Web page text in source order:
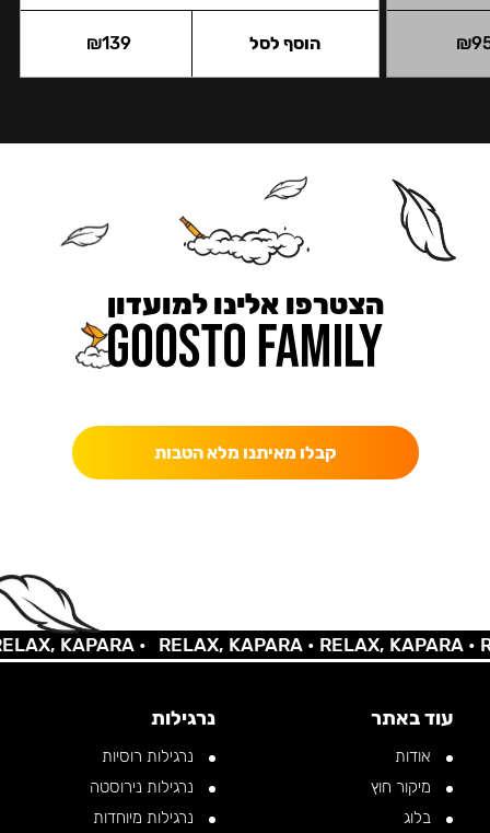
₪
₪139 הוסף לסל
הצטרפו אלינו למועדון
קבלו מאיתנו מלא הטבות
KAPARA • RELAX, KAPARA •RELAX, KAPARA •
עוד באתר
אודות
מיקור חוץ
בלוג
נרגילות
נרגילות רוסיות
נרגילות נירוסטה
נרגילות מיוחדות